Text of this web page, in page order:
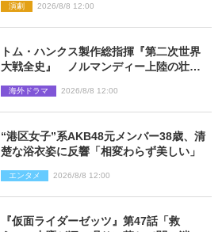
演劇 2026/8/8 12:00
トム・ハンクス製作総指揮『第二次世界
大戦全史』 ノルマンディー上陸の壮絶
海外ドラマ 2026/8/8 12:00
“港区女子”系AKB48元メンバー38歳、清
楚な浴衣姿に反響「相変わらず美しい」
エンタメ 2026/8/8 12:00
『仮面ライダーゼッツ』第47話「救